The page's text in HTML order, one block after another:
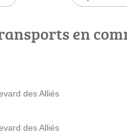
en
des Alliés
des Alliés